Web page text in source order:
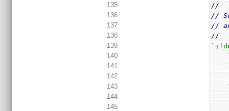
135
//
136
//
137
//
138
//
139
140
141
142
143
144
145